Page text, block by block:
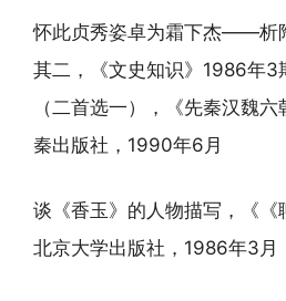
怀此贞秀姿卓为霜下杰——析
其二，《文史知识》1986年3
（二首选一），《先秦汉魏
秦出版社，1990年6月
谈《香玉》的人物描写，《《
北京大学出版社，1986年3月